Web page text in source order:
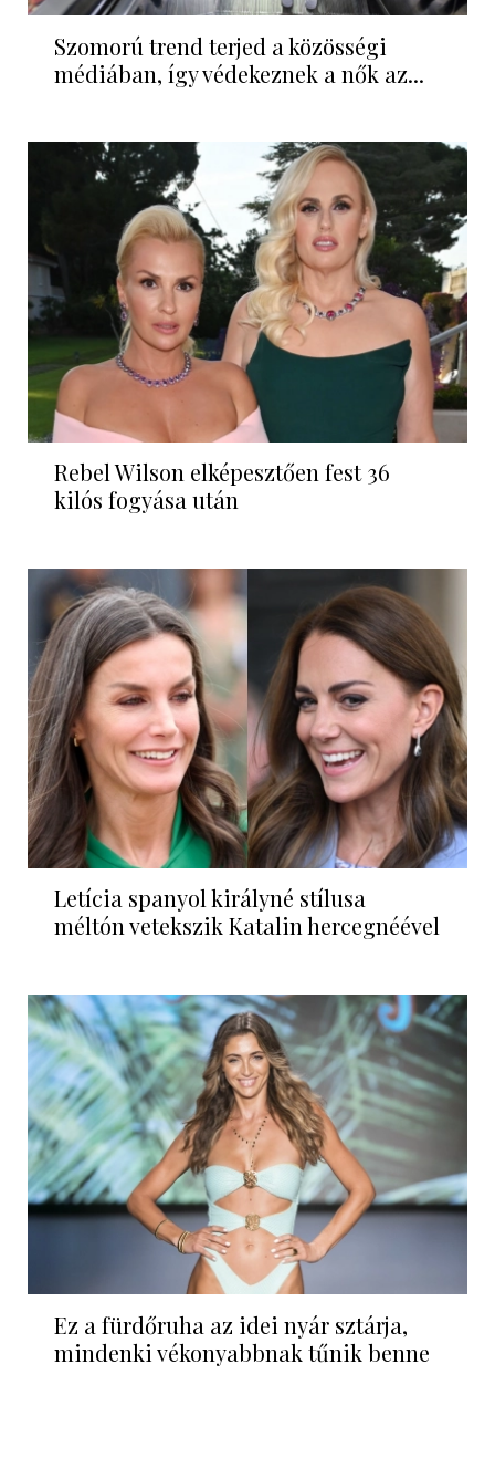
Szomorú trend terjed a közösségi
médiában, így védekeznek a nők az...
Rebel Wilson elképesztően fest 36
kilós fogyása után
Letícia spanyol királyné stílusa
méltón vetekszik Katalin hercegnéével
Ez a fürdőruha az idei nyár sztárja,
mindenki vékonyabbnak tűnik benne